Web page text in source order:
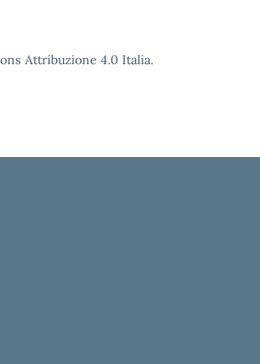
Attribuzione 4.0 Italia.